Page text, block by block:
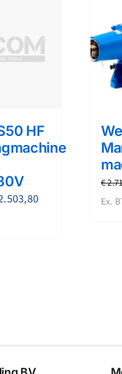
HF
Huidige
€
Ex.